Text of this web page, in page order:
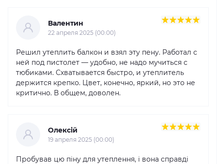
Валентин
22 апреля 2025 (00:00)
Решил утеплить балкон и взял эту пену. Работал с
ней под пистолет — удобно, не надо мучиться с
тюбиками. Схватывается быстро, и утеплитель
держится крепко. Цвет, конечно, яркий, но это не
критично. В общем, доволен.
Олексій
19 апреля 2025 (00:00)
Пробував цю піну для утеплення, і вона справді